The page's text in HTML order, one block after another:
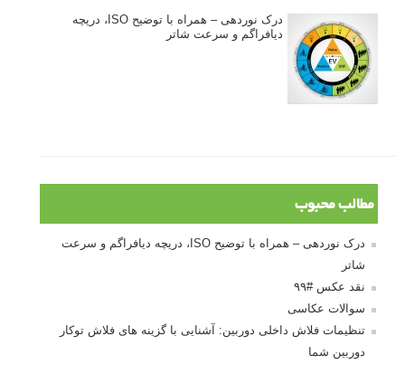
درک نوردهی – همراه با توضیح ISO، دریچه
دیافراگم و سرعت شاتر
مطالب محبوب
درک نوردهی – همراه با توضیح ISO، دریچه دیافراگم و سرعت
شاتر
نقد عکس #۹۹
سوالات عکاسی
تنظیمات فلاش داخلی دوربین: آشنایی با گزینه های فلاش توکار
دوربین شما